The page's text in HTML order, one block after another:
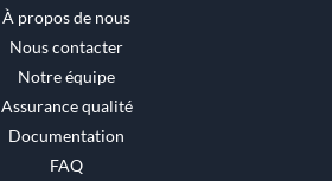
À propos de nous
Nous contacter
Notre équipe
Assurance qualité
Documentation
FAQ